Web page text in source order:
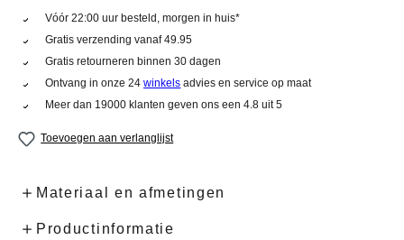
Vóór 22:00 uur besteld, morgen in huis*
Gratis verzending vanaf 49.95
Gratis retourneren binnen 30 dagen
Ontvang in onze 24winkels advies en service op maat
Meer dan 19000 klanten geven ons een 4.8 uit 5
Toevoegen aan verlanglijst
Materiaal en afmetingen
Productinformatie